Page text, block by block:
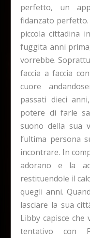
perfetto, un
fidanzato
piccola cittadina
fuggita anni
vorrebbe.
faccia a faccia
cuore
passati dieci
potere di farle
suono della sua
l’ultima persona
incontrare. In
adorano e la
restituendole il
quegli anni.
lasciare la sua
Libby capisce
tentativo con